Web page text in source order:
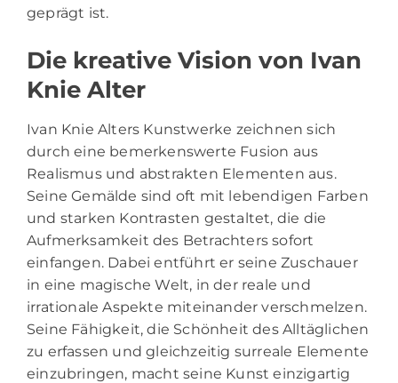
geprägt ist.
Die kreative Vision von Ivan
Knie Alter
Ivan Knie Alters Kunstwerke zeichnen sich
durch eine bemerkenswerte Fusion aus
Realismus und abstrakten Elementen aus.
Seine Gemälde sind oft mit lebendigen Farben
und starken Kontrasten gestaltet, die die
Aufmerksamkeit des Betrachters sofort
einfangen. Dabei entführt er seine Zuschauer
in eine magische Welt, in der reale und
irrationale Aspekte miteinander verschmelzen.
Seine Fähigkeit, die Schönheit des Alltäglichen
zu erfassen und gleichzeitig surreale Elemente
einzubringen, macht seine Kunst einzigartig